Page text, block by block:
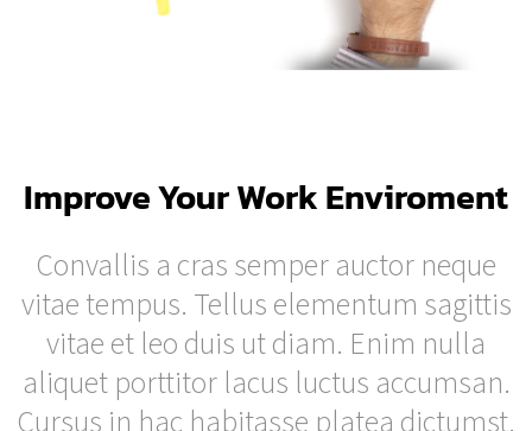
Improve Your Work Enviroment
Convallis a cras semper auctor neque
vitae tempus. Tellus elementum sagittis
vitae et leo duis ut diam. Enim nulla
aliquet porttitor lacus luctus accumsan.